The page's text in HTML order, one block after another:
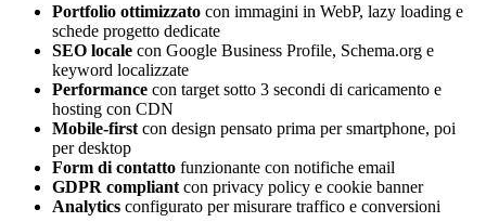
Portfolio ottimizzato con immagini in WebP, lazy loading e
schede progetto dedicate
SEO locale con Google Business Profile, Schema.org e
keyword localizzate
Performance con target sotto 3 secondi di caricamento e
hosting con CDN
Mobile-first con design pensato prima per smartphone, poi
per desktop
Form di contatto funzionante con notifiche email
GDPR compliant con privacy policy e cookie banner
Analytics configurato per misurare traffico e conversioni